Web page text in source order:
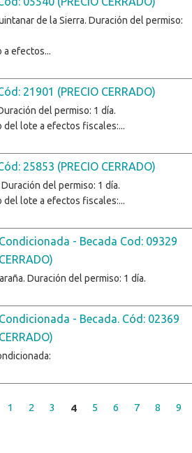
de la Sierra. Duración del permiso:
a efectos...
21901 (PRECIO CERRADO)
del permiso: 1 día.
del lote a efectos fiscales:...
25853 (PRECIO CERRADO)
del permiso: 1 día.
del lote a efectos fiscales:...
- Becada Cod: 09329
Duración del permiso: 1 día.
- Becada. Cód: 02369
1 2 3 4 5 6 7 8 9